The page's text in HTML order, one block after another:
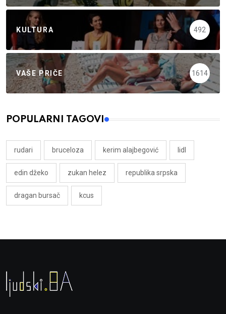
KULTURA 492
VAŠE PRIČE 1614
POPULARNI TAGOVI
rudari bruceloza kerim alajbegović lidl
edin džeko zukan helez republika srpska
dragan bursač kcus